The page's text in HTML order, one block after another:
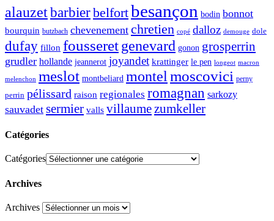
alauzetbarbierbelfortbesançon bodin bonnot
bourquin butzbach chevenement chretien copé dalloz demouge dole
dufay fillon fousseretgenevard gonon grosperrin
grudler hollande jeannerot joyandet krattinger le pen longeot macron
melenchon meslot montbeliard montel moscovici perny
perrin pélissard raison regionales romagnan sarkozy
sauvadet sermier valls villaumezumkeller
Catégories
Catégories
Archives
Archives